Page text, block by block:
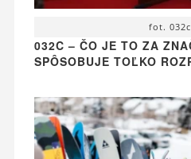
fot.
032C – ČO JE TO ZA
SPÔSOBUJE TOĽKO